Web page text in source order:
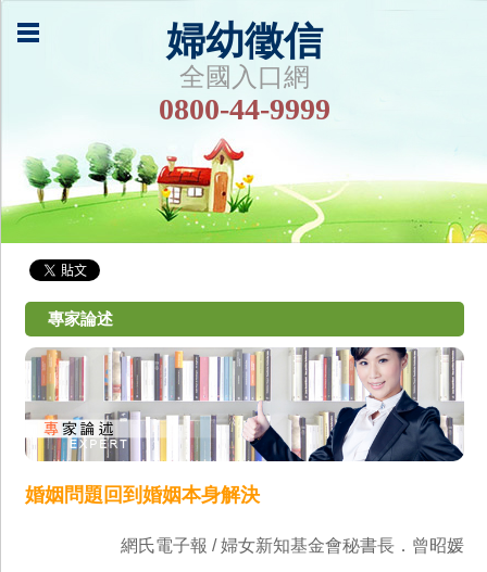
婦幼徵信
全國入口網
0800-44-9999
專家論述
婚姻問題回到婚姻本身解決
網氏電子報 / 婦女新知基金會秘書長．曾昭媛